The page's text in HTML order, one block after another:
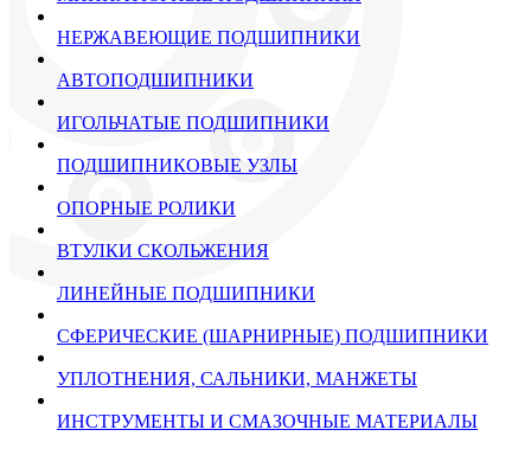
НЕРЖАВЕЮЩИЕ ПОДШИПНИКИ
АВТОПОДШИПНИКИ
ИГОЛЬЧАТЫЕ ПОДШИПНИКИ
ПОДШИПНИКОВЫЕ УЗЛЫ
ОПОРНЫЕ РОЛИКИ
ВТУЛКИ СКОЛЬЖЕНИЯ
ЛИНЕЙНЫЕ ПОДШИПНИКИ
СФЕРИЧЕСКИЕ (ШАРНИРНЫЕ) ПОДШИПНИКИ
УПЛОТНЕНИЯ, САЛЬНИКИ, МАНЖЕТЫ
ИНСТРУМЕНТЫ И СМАЗОЧНЫЕ МАТЕРИАЛЫ